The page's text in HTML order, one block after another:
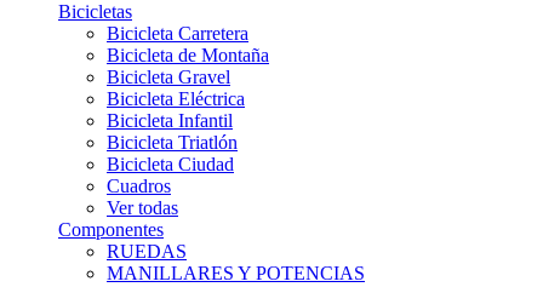
Bicicletas
Bicicleta Carretera
Bicicleta de Montaña
Bicicleta Gravel
Bicicleta Eléctrica
Bicicleta Infantil
Bicicleta Triatlón
Bicicleta Ciudad
Cuadros
Ver todas
Componentes
RUEDAS
MANILLARES Y POTENCIAS